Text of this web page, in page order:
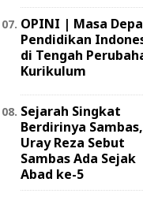
OPINI | Masa
Pendidikan
di Tengah
Kurikulum
Sejarah Singkat
Berdirinya Sambas,
Uray Reza Sebut
Sambas Ada Sejak
Abad ke-5